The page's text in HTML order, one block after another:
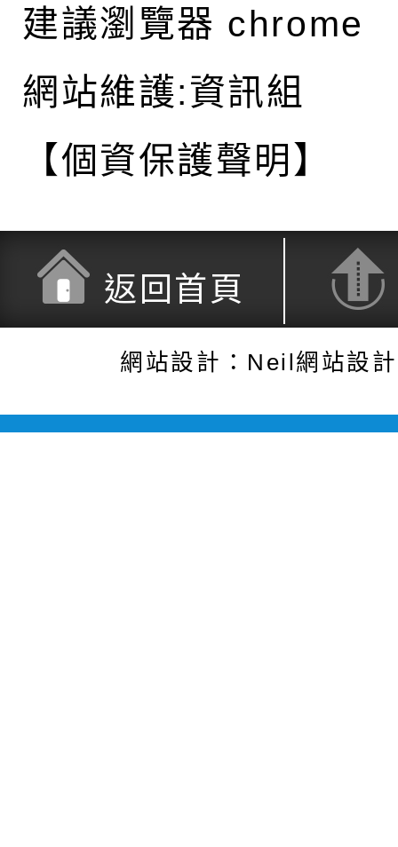
建議瀏覽器 chrome
網站維護:資訊組
【個資保護聲明】
返回首頁
網站設計：Neil網站設